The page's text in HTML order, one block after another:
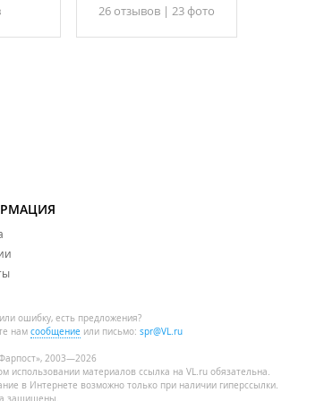
26 отзывов | 23 фото
ошибку, есть предложения?
нам сообщение или письмо: spr@VL.ru
2003—2026
использовании материалов ссылка на VL.ru обязательна.
в Интернете возможно только при наличии гиперссылки.